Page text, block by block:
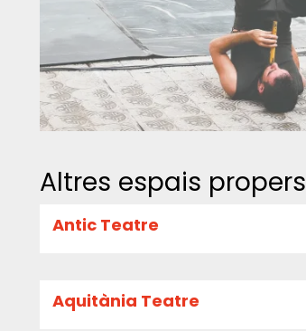
Altres espais propers
Antic Teatre
Aquitània Teatre